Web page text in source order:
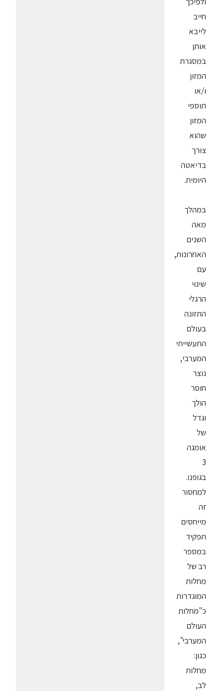
חייב
לייבא
אותן
במסגרת
המזון
ו/או
תוספי
המזון
שהוא
צורך
בדיאטה
היומית.
במהלך
מאה
השנים
האחרונות,
עם
שינוי
הרגלי
התזונה
בעולם
התעשייתי
המערבי,
נוצר
חוסר
הולך
וגדל
של
אומגה
3
בגופנו.
למחסור
זה
מייחסים
תפקיד
במספר
רב של
מחלות
המוגדרות
כ"מחלות
העולם
המערבי",
כגון:
מחלות
לב,